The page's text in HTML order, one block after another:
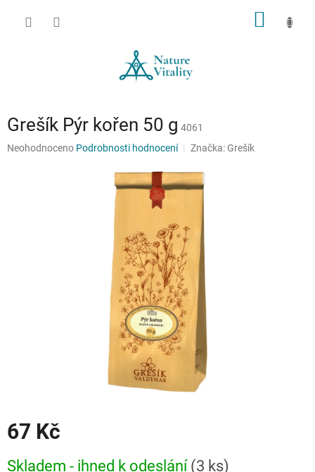
Grešík Pýr kořen 50 g 4061
Průměrné
Neohodnoceno Podrobnosti hodnocení Značka: Grešík
67 Kč
cena:
Skladem - ihned k odeslání (3 ks)